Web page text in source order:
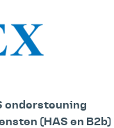
ondersteuning
(HAS en B2b)